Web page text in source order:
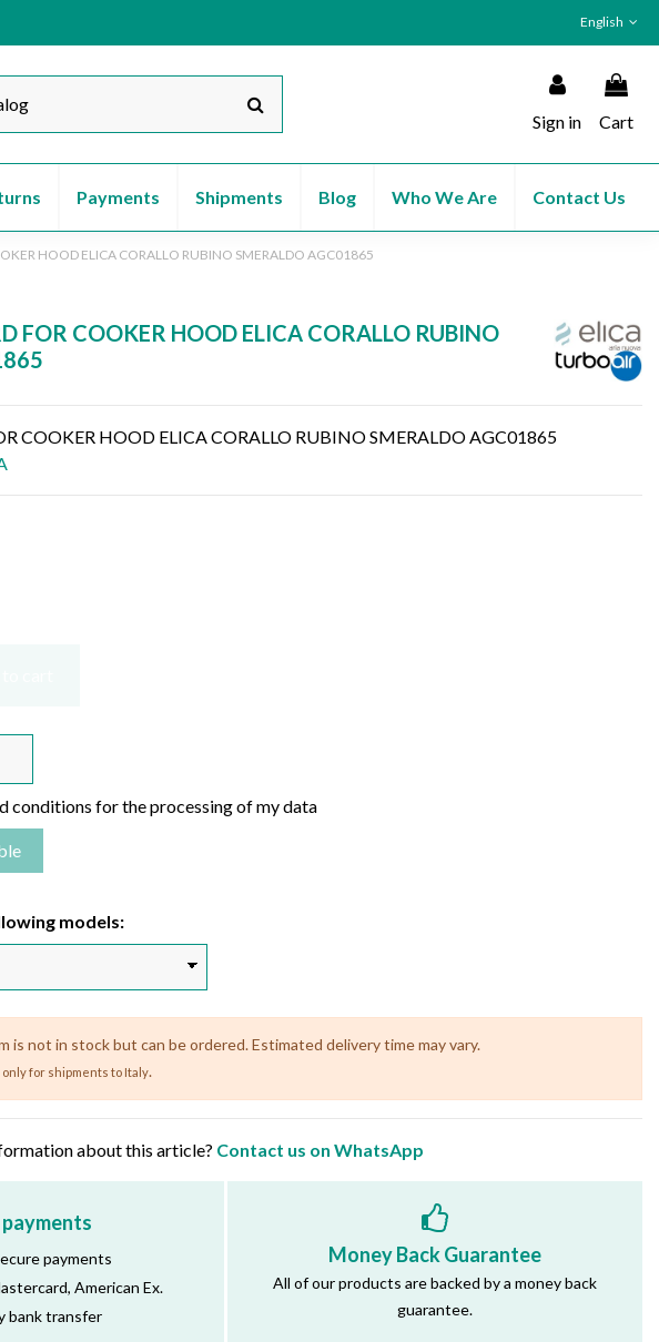
English
Sign in Cart
Contact Us
Who We Are
Blog
Shipments
Payments
HOOD ELICA CORALLO RUBINO SMERALDO AGC01865
FOR COOKER HOOD ELICA CORALLO RUBINO
COOKER HOOD ELICA CORALLO RUBINO SMERALDO AGC01865
conditions for the processing of my data
models:
is not in stock but can be ordered. Estimated delivery time may vary.
for shipments to Italy.
about this article? Contact us on WhatsApp
payments
American Ex.
bank transfer
Money Back Guarantee
All of our products are backed by a money back
guarantee.